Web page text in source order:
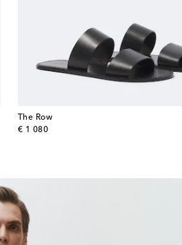
The Row
€ 1 080
original price